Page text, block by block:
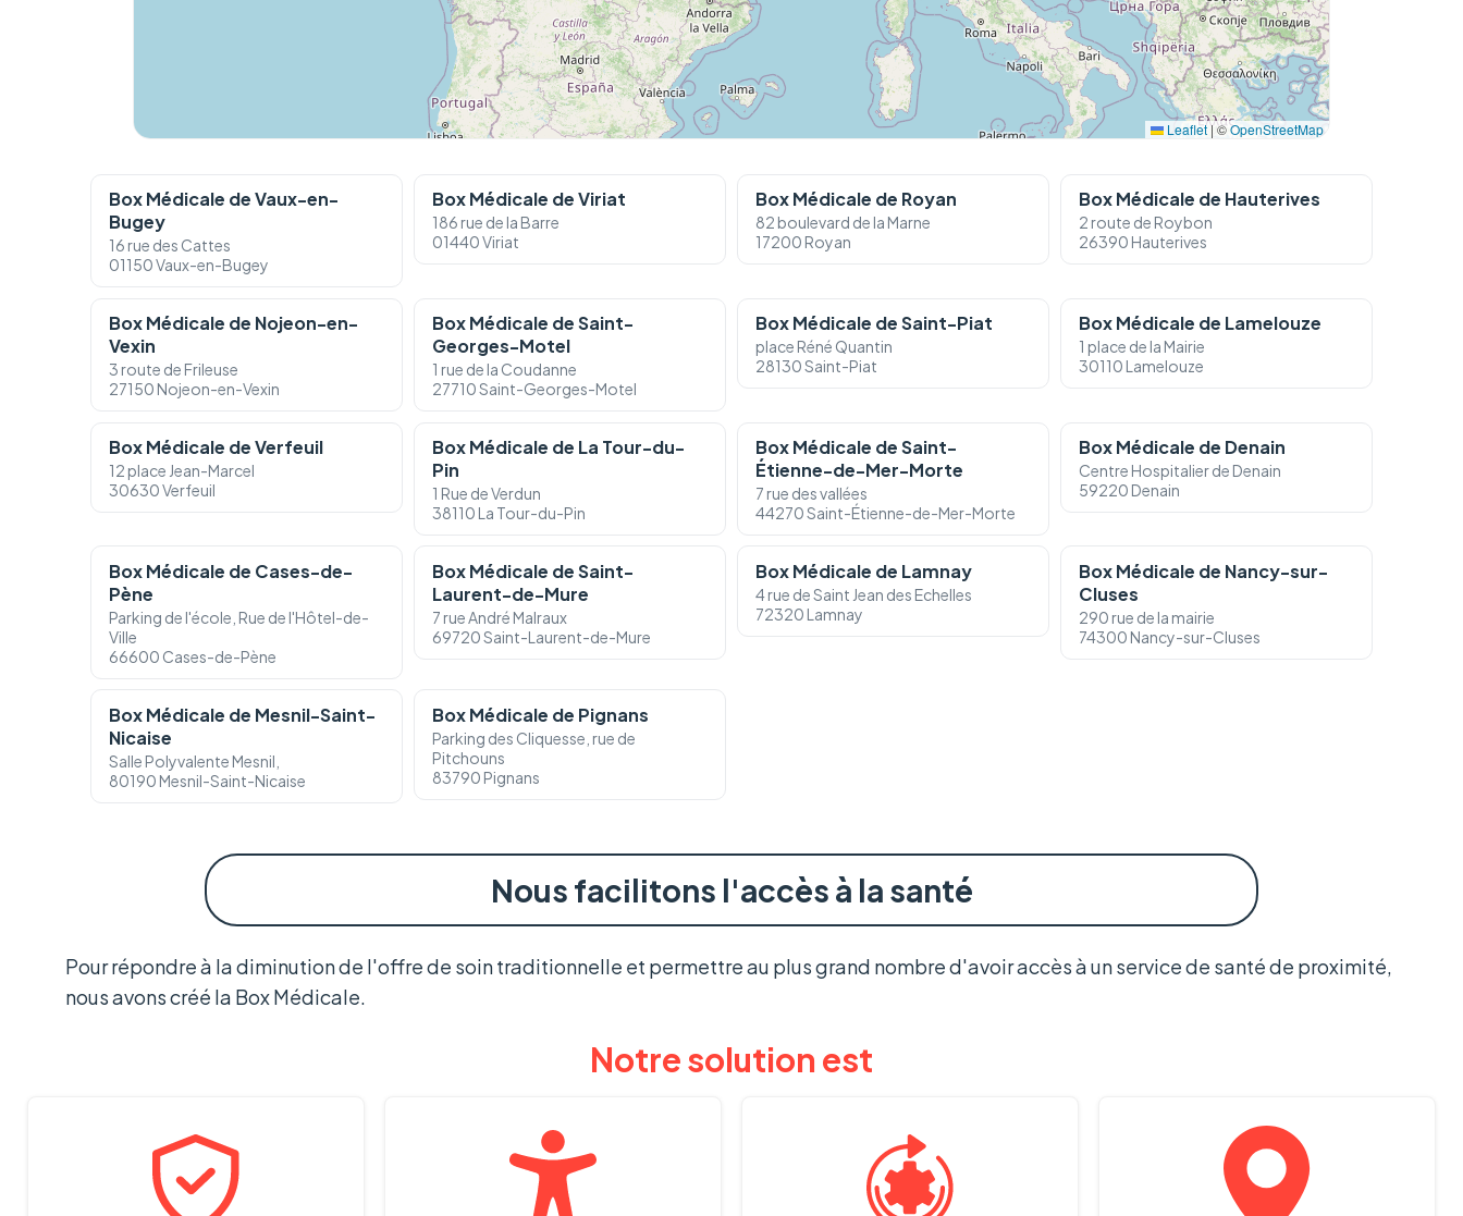
Leaflet|©OpenStreetMap
Box Médicale de Vaux-en-
Bugey
16 rue des Cattes
01150 Vaux-en-Bugey
Box Médicale de Viriat
186 rue de la Barre
01440 Viriat
Box Médicale de Royan
82 boulevard de la Marne
17200 Royan
Box Médicale de Hauterives
2 route de Roybon
26390 Hauterives
Box Médicale de Nojeon-en-
Vexin
3 route de Frileuse
27150 Nojeon-en-Vexin
Box Médicale de Saint-
Georges-Motel
1 rue de la Coudanne
27710 Saint-Georges-Motel
Box Médicale de Saint-Piat
place Réné Quantin
28130 Saint-Piat
Box Médicale de Lamelouze
1 place de la Mairie
30110 Lamelouze
Box Médicale de Verfeuil
12 place Jean-Marcel
30630 Verfeuil
Box Médicale de La Tour-du-
Pin
1 Rue de Verdun
38110 La Tour-du-Pin
Box Médicale de Saint-
Étienne-de-Mer-Morte
7 rue des vallées
44270 Saint-Étienne-de-Mer-Morte
Box Médicale de Denain
Centre Hospitalier de Denain
59220 Denain
Box Médicale de Cases-de-
Pène
Parking de l'école, Rue de l'Hôtel-de-
Ville
66600 Cases-de-Pène
Box Médicale de Saint-
Laurent-de-Mure
7 rue André Malraux
69720 Saint-Laurent-de-Mure
Box Médicale de Lamnay
4 rue de Saint Jean des Echelles
72320 Lamnay
Box Médicale de Nancy-sur-
Cluses
290 rue de la mairie
74300 Nancy-sur-Cluses
Box Médicale de Mesnil-Saint-
Nicaise
Salle Polyvalente Mesnil,
80190 Mesnil-Saint-Nicaise
Box Médicale de Pignans
Parking des Cliquesse, rue de
Pitchouns
83790 Pignans
Nous facilitons l'accès à la santé
Pour répondre à la diminution de l'offre de soin traditionnelle et permettre au plus grand nombre d'avoir accès à un service de santé de proximité,
nous avons créé la Box Médicale.
Notre solution est